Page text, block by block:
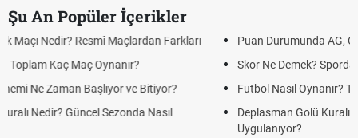
Şu An Popüler İçerikler
Puan Durumunda AG, OM ve Diğer Kısaltmalar Ne Anlama Gelir?
Skor Ne Demek? Sporda Skor ve Sonuç Kavramları
Futbol Nasıl Oynanır? Temel Futbol Kuralları
Deplasman Golü Kuralı Nedir? Hangi Organizasyonlarda